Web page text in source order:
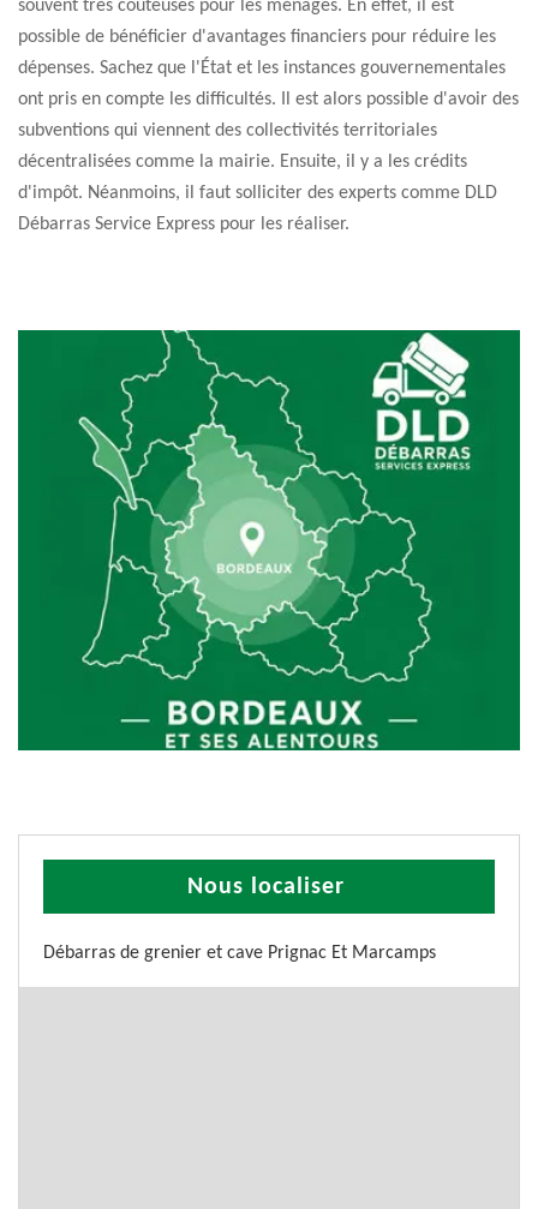
souvent très coûteuses pour les ménages. En effet, il est
possible de bénéficier d'avantages financiers pour réduire les
dépenses. Sachez que l'État et les instances gouvernementales
ont pris en compte les difficultés. Il est alors possible d'avoir des
subventions qui viennent des collectivités territoriales
décentralisées comme la mairie. Ensuite, il y a les crédits
d'impôt. Néanmoins, il faut solliciter des experts comme DLD
Débarras Service Express pour les réaliser.
Nous localiser
Débarras de grenier et cave Prignac Et Marcamps